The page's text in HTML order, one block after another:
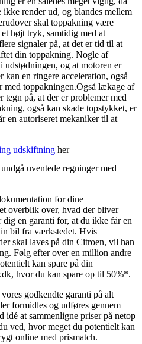
render ud, og blandes mellem
skal toppakning være
højt tryk, samtidig med at
signaler på, at det er tid til at
din toppakning. Nogle af
udstødningen, og at motoren er
en ringere acceleration, også
med toppakningen.Også lækage af
på, at der er problemer med
også kan skade topstykket, er
en autoriseret mekaniker til at
udskiftning her
uventede regninger med
for dine
overblik over, hvad der bliver
en garanti for, at du ikke får en
bil fra værkstedet. Hvis
skal laves på din Citroen, vil han
Følg efter over en million andre
kan spare på din
hvor du kan spare op til 50%*.
godkendte garanti på alt
formidles og udføres gennem
idé at sammenligne priser på netop
ved, hvor meget du potentielt kan
online med prismatch.